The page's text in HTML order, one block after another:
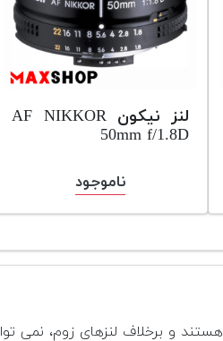
لنز نیکون AF NIKKOR
50mm f/1.8D
ناموجود
هستند و برخلاف لنزهای زوم، نمی